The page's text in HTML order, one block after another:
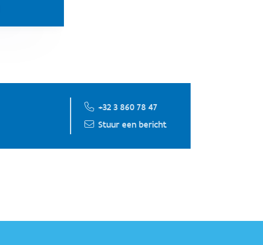
+32 3 860 78 47
Stuur een bericht